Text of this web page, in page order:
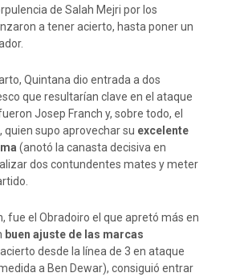
de Salah Mejri por los
a tener acierto, hasta poner un
Quintana dio entrada a dos
que resultarían clave en el ataque
Josep Franch y, sobre todo, el
quien supo aprovechar su excelente
(anotó la canasta decisiva en
dos contundentes mates y meter
fue el Obradoiro el que apretó más en
buen ajuste de las marcas
desde la línea de 3 en ataque
a Ben Dewar), consiguió entrar